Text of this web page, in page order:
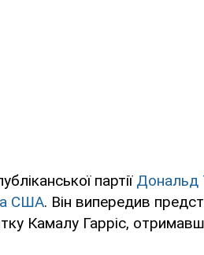
партії Дональд
США. Він випередив
Камалу Гарріс,